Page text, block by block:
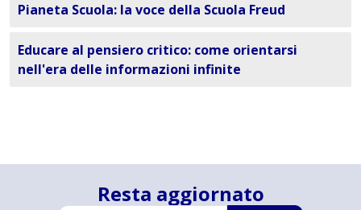
Pianeta Scuola: la voce della Scuola Freud
Educare al pensiero critico: come orientarsi
nell'era delle informazioni infinite
Resta aggiornato